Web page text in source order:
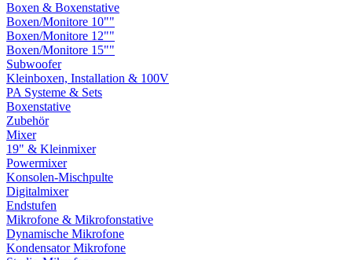
Boxen & Boxenstative
Boxen/Monitore 10""
Boxen/Monitore 12""
Boxen/Monitore 15""
Subwoofer
Kleinboxen, Installation & 100V
PA Systeme & Sets
Boxenstative
Zubehör
Mixer
19" & Kleinmixer
Powermixer
Konsolen-Mischpulte
Digitalmixer
Endstufen
Mikrofone & Mikrofonstative
Dynamische Mikrofone
Kondensator Mikrofone